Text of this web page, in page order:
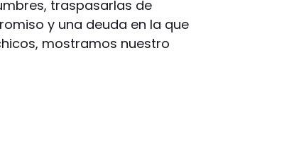
traspasarlas de
y una deuda en la que
mostramos nuestro